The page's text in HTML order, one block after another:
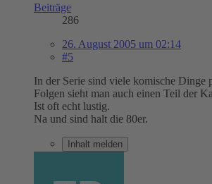
Beiträge
286
26. August 2005 um 02:14
#5
In der Serie sind viele komische Dinge
Folgen sieht man auch einen Teil der
Ist oft echt lustig.
Na und sind halt die 80er.
Inhalt melden